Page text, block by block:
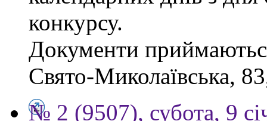
конкурсу.
Документи
Свято-Миколаївська,
№ 2 (9507), субота, 9